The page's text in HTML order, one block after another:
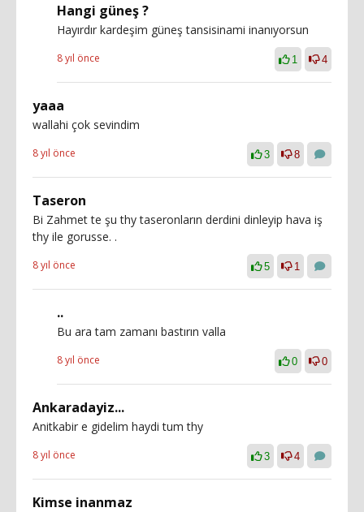
Hangi güneş ?
Hayırdır kardeşim güneş tansisinami inanıyorsun
8 yıl önce 1 4
yaaa
wallahi çok sevindim
8 yıl önce 3 8
Taseron
Bi Zahmet te şu thy taseronların derdini dinleyip hava iş
thy ile gorusse. .
8 yıl önce 5 1
..
Bu ara tam zamanı bastırın valla
8 yıl önce 0 0
Ankaradayiz...
Anitkabir e gidelim haydi tum thy
8 yıl önce 3 4
Kimse inanmaz